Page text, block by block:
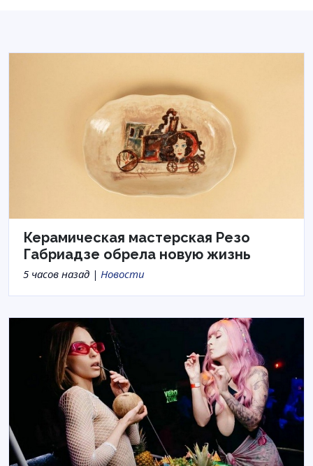
Керамическая мастерская Резо
Габриадзе обрела новую жизнь
5 часов назад | Новости